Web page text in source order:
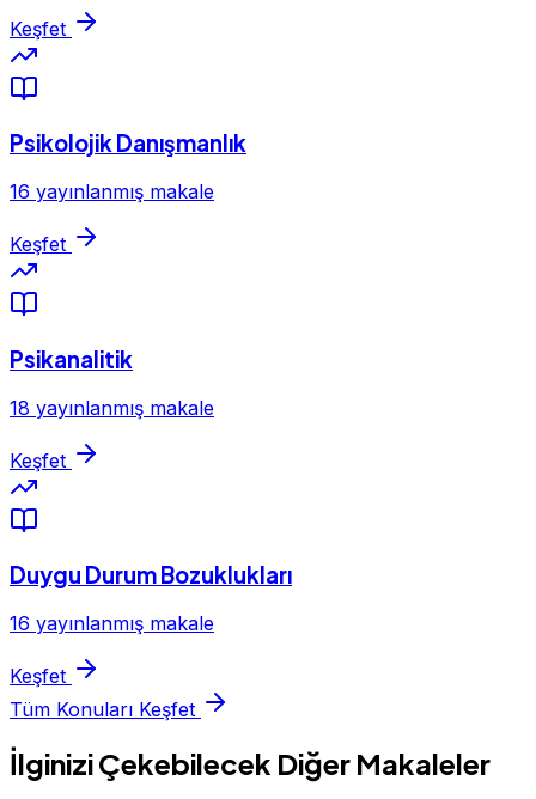
Keşfet
Psikolojik Danışmanlık
16 yayınlanmış makale
Keşfet
Psikanalitik
18 yayınlanmış makale
Keşfet
Duygu Durum Bozuklukları
16 yayınlanmış makale
Keşfet
Tüm Konuları Keşfet
İlginizi Çekebilecek Diğer Makaleler